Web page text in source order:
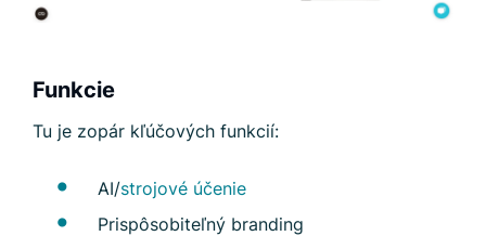
Funkcie
Tu je zopár kľúčových funkcií:
AI/strojové účenie
Prispôsobiteľný branding